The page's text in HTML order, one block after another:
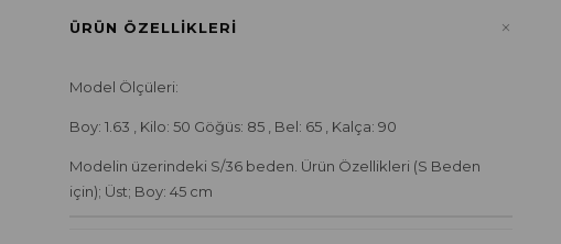
ÜRÜN ÖZELLIKLERI +
Model Ölçüleri:
Boy: 1.63 , Kilo: 50 Göğüs: 85 , Bel: 65 , Kalça: 90
Modelin üzerindeki S/36 beden. Ürün Özellikleri (S Beden
için); Üst; Boy: 45 cm